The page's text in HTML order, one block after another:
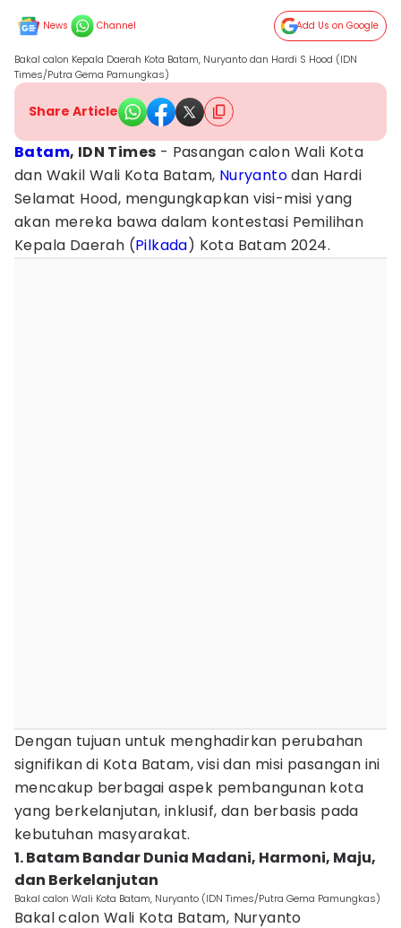
News Channel Add Us on Google
Bakal calon Kepala Daerah Kota Batam, Nuryanto dan Hardi S Hood (IDN
Times/Putra Gema Pamungkas)
Share Article
Batam, IDN Times - Pasangan calon Wali Kota
dan Wakil Wali Kota Batam, Nuryantodan Hardi
Selamat Hood, mengungkapkan visi-misi yang
akan mereka bawa dalam kontestasi Pemilihan
Kepala Daerah (Pilkada) Kota Batam 2024.
Dengan tujuan untuk menghadirkan perubahan
signifikan di Kota Batam, visi dan misi pasangan ini
mencakup berbagai aspek pembangunan kota
yang berkelanjutan, inklusif, dan berbasis pada
kebutuhan masyarakat.
1. Batam Bandar Dunia Madani, Harmoni, Maju,
dan Berkelanjutan
Bakal calon Wali Kota Batam, Nuryanto (IDN Times/Putra Gema Pamungkas)
Bakal calon Wali Kota Batam, Nuryanto